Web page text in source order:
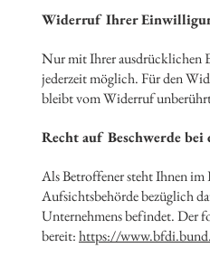
Widerruf Ihrer
Nur mit Ihrer ausdrücklichen
jederzeit möglich. Für den
bleibt vom Widerruf
Recht auf Beschwerde
Als Betroffener steht Ihnen im
Aufsichtsbehörde bezüglich
Unternehmens befindet. Der
bereit:https://